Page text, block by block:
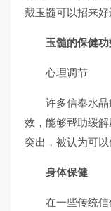
戴玉髓可以招来好
玉髓的保健
心理调节
许多信奉水
效，能够帮助缓
突出，被认为可以
身体保健
在一些传统